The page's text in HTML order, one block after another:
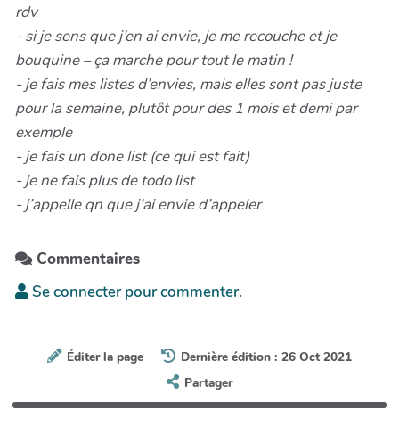
rdv
- si je sens que j’en ai envie, je me recouche et je
bouquine – ça marche pour tout le matin !
- je fais mes listes d’envies, mais elles sont pas juste
pour la semaine, plutôt pour des 1 mois et demi par
exemple
- je fais un done list (ce qui est fait)
- je ne fais plus de todo list
- j’appelle qn que j’ai envie d’appeler
Commentaires
Se connecter pour commenter.
Éditer la page
Dernière édition : 26 Oct 2021
Partager